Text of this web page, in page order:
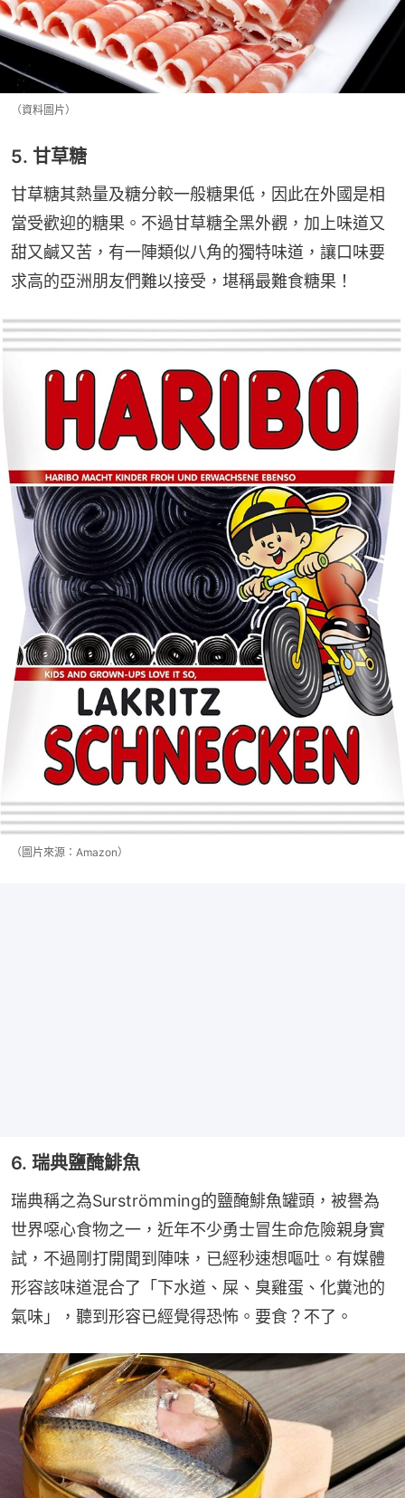
（資料圖片）
5. 甘草糖
甘草糖其熱量及糖分較一般糖果低，因此在外國是相
當受歡迎的糖果。不過甘草糖全黑外觀，加上味道又
甜又鹹又苦，有一陣類似八角的獨特味道，讓口味要
求高的亞洲朋友們難以接受，堪稱最難食糖果！
（圖片來源：Amazon）
6. 瑞典鹽醃鯡魚
瑞典稱之為Surströmming的鹽醃鯡魚罐頭，被譽為
世界噁心食物之一，近年不少勇士冒生命危險親身實
試，不過剛打開聞到陣味，已經秒速想嘔吐。有媒體
形容該味道混合了「下水道、屎、臭雞蛋、化糞池的
氣味」，聽到形容已經覺得恐怖。要食？不了。